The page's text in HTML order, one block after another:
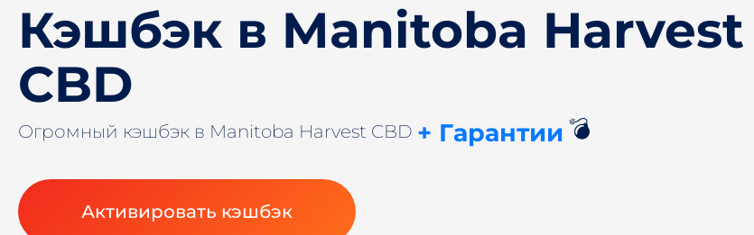
Кэшбэк в Manitoba Harvest
CBD
Огромный кэшбэк в Manitoba Harvest CBD + Гарантии 💣
Активировать кэшбэк